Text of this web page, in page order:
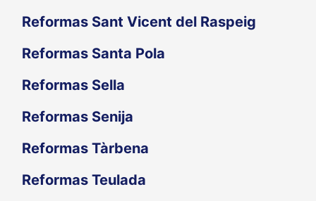
Reformas Sant Vicent del Raspeig
Reformas Santa Pola
Reformas Sella
Reformas Senija
Reformas Tàrbena
Reformas Teulada